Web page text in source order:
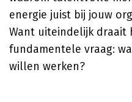
energie juist bij jouw
Want uiteindelijk draait
fundamentele vraag:
willen werken?